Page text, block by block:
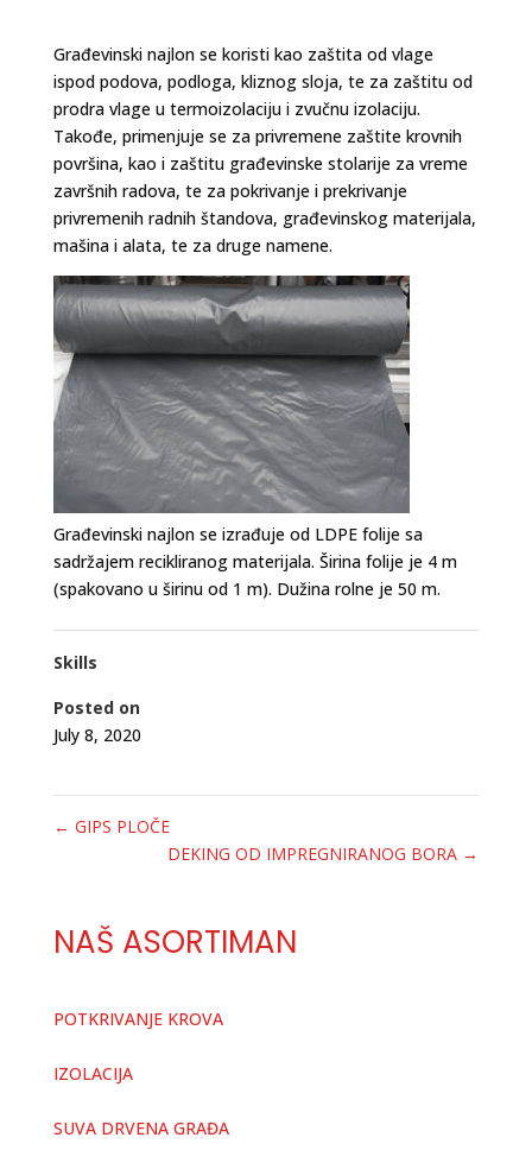
Građevinski najlon se koristi kao zaštita od vlage
ispod podova, podloga, kliznog sloja, te za zaštitu od
prodra vlage u termoizolaciju i zvučnu izolaciju.
Takođe, primenjuje se za privremene zaštite krovnih
površina, kao i zaštitu građevinske stolarije za vreme
završnih radova, te za pokrivanje i prekrivanje
privremenih radnih štandova, građevinskog materijala,
mašina i alata, te za druge namene.
Građevinski najlon se izrađuje od LDPE folije sa
sadržajem recikliranog materijala. Širina folije je 4 m
(spakovano u širinu od 1 m). Dužina rolne je 50 m.
Skills
Posted on
July 8, 2020
← GIPS PLOČE
DEKING OD IMPREGNIRANOG BORA →
NAŠ ASORTIMAN
POTKRIVANJE KROVA
IZOLACIJA
SUVA DRVENA GRAĐA